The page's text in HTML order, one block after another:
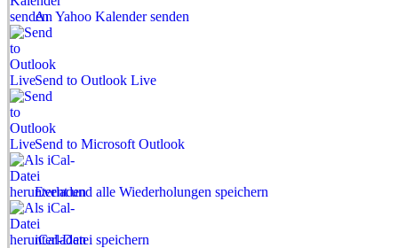
An Yahoo Kalender senden
Send to Outlook Live
Send to Microsoft Outlook
Event und alle Wiederholungen speichern
iCal-Datei speichern